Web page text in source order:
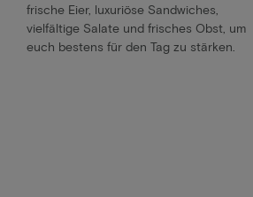
frische Eier, luxuriöse Sandwiches,
vielfältige Salate und frisches Obst, um
euch bestens für den Tag zu stärken.